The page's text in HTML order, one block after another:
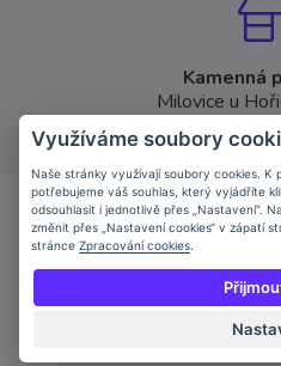
Kamenná
Milovice u
Ložní povlečení
Prostěradla
Přikrývky a polštáře
Využíváme soubory
Naše stránky využívají soubory cookies. K
potřebujeme váš souhlas, který vyjádříte
odsouhlasit i jednotlivě přes „Nastavení“.
změnit přes „Nastavení cookies“ v zápatí
stránce Zpracování cookies